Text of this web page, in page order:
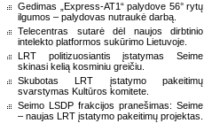
Gedimas „Express-AT1“ palydove 56° rytų
ilgumos – palydovas nutraukė darbą.
Telecentras sutarė dėl naujos dirbtinio
intelekto platformos sukūrimo Lietuvoje.
LRT politizuosiantis įstatymas Seime
skinasi kelią kosminiu greičiu.
Skubotas LRT įstatymo pakeitimų
svarstymas Kultūros komitete.
Seimo LSDP frakcijos pranešimas: Seime
– naujas LRT įstatymo pakeitimų projektas.